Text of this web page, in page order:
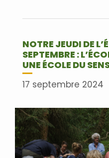
NOTRE JEUDI DE
SEPTEMBRE :
UNE ÉCOLE DU
17 septembre 2024